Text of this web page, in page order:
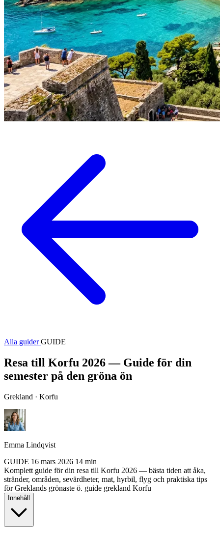
Alla guiderGUIDE
Resa till Korfu 2026 — Guide för din
semester på den gröna ön
Grekland · Korfu
Emma Lindqvist
GUIDE 16 mars 2026 14 min
Komplett guide för din resa till Korfu 2026 — bästa tiden att åka,
stränder, områden, sevärdheter, mat, hyrbil, flyg och praktiska tips
för Greklands grönaste ö. guide grekland Korfu
Innehåll